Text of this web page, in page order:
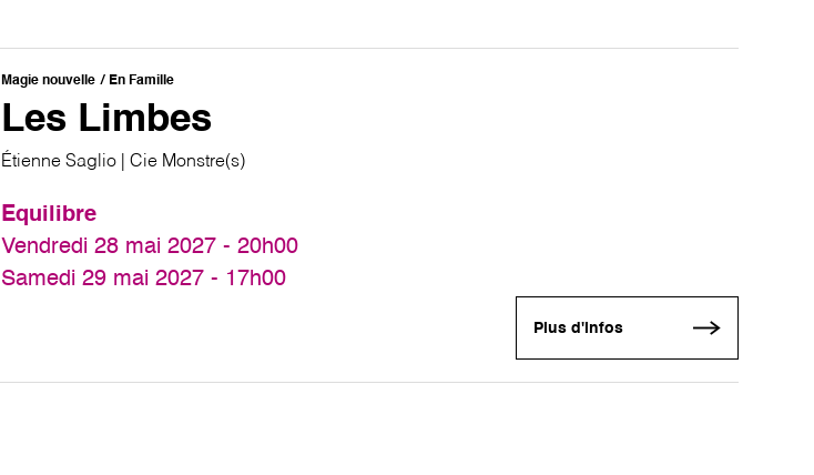
Magie nouvelle En Famille
Les Limbes
Étienne Saglio | Cie Monstre(s)
Equilibre
Vendredi 28 mai 2027 - 20h00
Samedi 29 mai 2027 - 17h00
Plus d'infos